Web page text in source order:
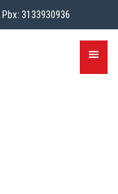
Pbx: 3133930936